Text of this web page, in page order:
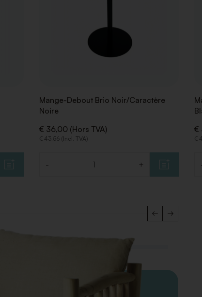
Mange-Debout Brio Noir/Caractère
Noire
€ 36,00 (Hors TVA)
€ 43,56 (Incl. TVA)
- +
€
€